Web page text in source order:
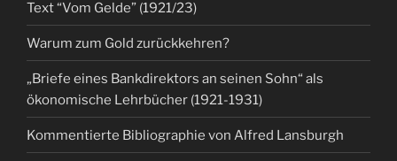
Text “Vom Gelde” (1921/23)
Warum zum Gold zurückkehren?
„Briefe eines Bankdirektors an seinen Sohn“ als
ökonomische Lehrbücher (1921-1931)
Kommentierte Bibliographie von Alfred Lansburgh